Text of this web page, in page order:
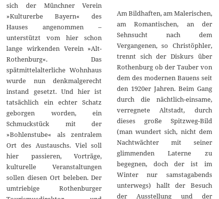
sich der Münchner Verein
»Kulturerbe Bayern« des
Hauses angenommen –
unterstützt vom hier schon
lange wirkenden Verein »Alt-
Rothenburg«. Das
spätmittelalterliche Wohnhaus
wurde nun denkmalgerecht
instand gesetzt. Und hier ist
tatsächlich ein echter Schatz
geborgen worden, ein
Schmuckstück mit der
»Bohlenstube« als zentralem
Ort des Austauschs. Viel soll
hier passieren, Vorträge,
kulturelle Veranstaltungen
sollen diesen Ort beleben. Der
umtriebige Rothenburger
Am Bildhaften, am Malerischen,
am Romantischen, an der
Sehnsucht nach dem
Vergangenen, so Christöphler,
trennt sich der Diskurs über
Rothenburg ob der Tauber von
dem des modernen Bauens seit
den 1920er Jahren. Beim Gang
durch die nächtlich-einsame,
verregnete Altstadt, durch
dieses große Spitzweg-Bild
(man wundert sich, nicht dem
Nachtwächter mit seiner
glimmenden Laterne zu
begegnen, doch der ist im
Winter nur samstagabends
unterwegs) hallt der Besuch
der Ausstellung und der